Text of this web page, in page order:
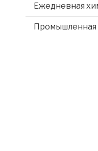
Промышленная